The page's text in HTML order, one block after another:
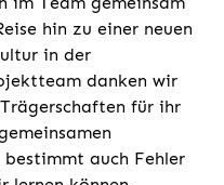
hin zu einer neuen
in der
danken wir
für ihr
auch Fehler